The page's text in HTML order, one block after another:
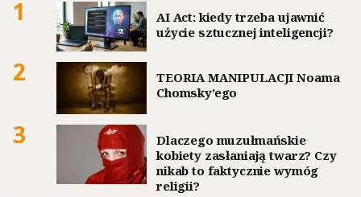
1
AI Act: kiedy trzeba ujawnić
użycie sztucznej inteligencji?
2
TEORIA MANIPULACJI Noama
Chomsky’ego
3
Dlaczego muzułmańskie
kobiety zasłaniają twarz? Czy
nikab to faktycznie wymóg
religii?